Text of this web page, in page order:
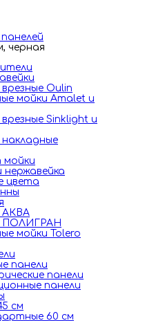
черная
Oulin
мойки Amalet и
Sinklight и
мойки
нержавейка
цвета
АКВА
ПОЛИГРАН
мойки Tolero
панели
панели
панели
см
60 см